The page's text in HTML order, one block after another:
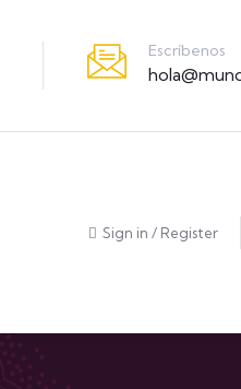
Escríbenos
Sign in / Register